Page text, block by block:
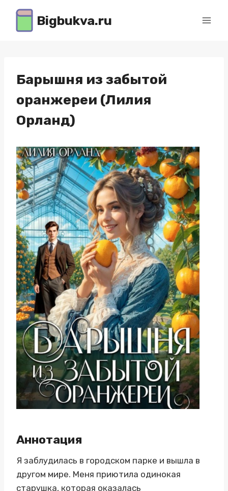
Перейти
содержимому
Bigbukva.ru
Барышня из забытой
оранжереи (Лилия
Орланд)
Аннотация
Я заблудилась в городском парке и вышла в
другом мире. Меня приютила одинокая
старушка, которая оказалась